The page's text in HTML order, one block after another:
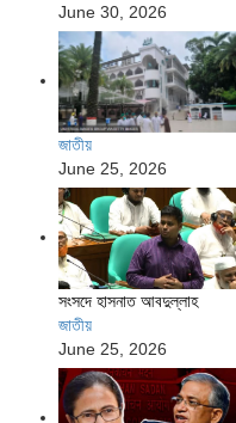
June 30, 2026
জাতীয়
June 25, 2026
সংসদে হাসনাত আবদুল্লাহ
জাতীয়
June 25, 2026